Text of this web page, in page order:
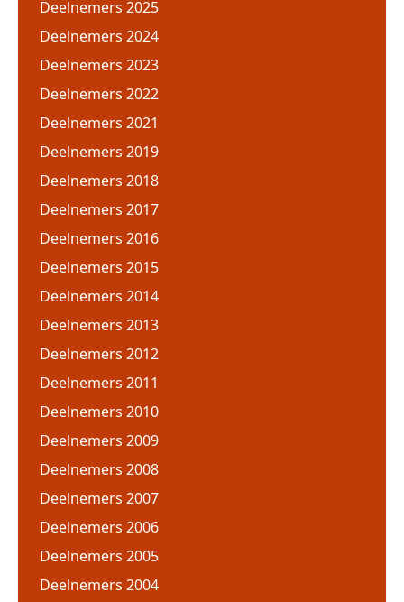
Deelnemers 2025
Deelnemers 2024
Deelnemers 2023
Deelnemers 2022
Deelnemers 2021
Deelnemers 2019
Deelnemers 2018
Deelnemers 2017
Deelnemers 2016
Deelnemers 2015
Deelnemers 2014
Deelnemers 2013
Deelnemers 2012
Deelnemers 2011
Deelnemers 2010
Deelnemers 2009
Deelnemers 2008
Deelnemers 2007
Deelnemers 2006
Deelnemers 2005
Deelnemers 2004